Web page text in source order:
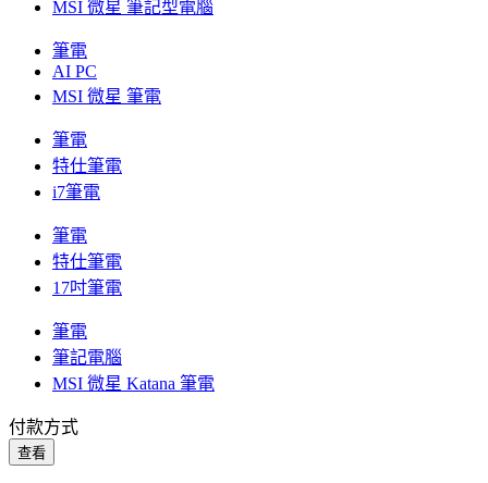
MSI 微星 筆記型電腦
筆電
AI PC
MSI 微星 筆電
筆電
特仕筆電
i7筆電
筆電
特仕筆電
17吋筆電
筆電
筆記電腦
MSI 微星 Katana 筆電
付款方式
查看